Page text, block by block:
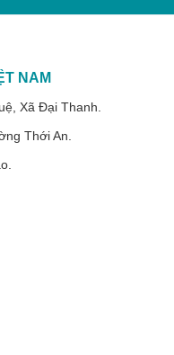
NAM
Xã Đại Thanh.
Thới An.